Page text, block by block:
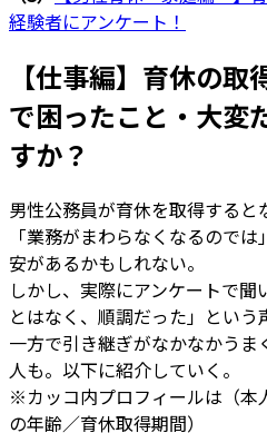
経験者にアンケート！
【仕事編】育休の
で困ったこと・大変
すか？
男性公務員が育休を取得すると
「業務がまわらなくなるので
安があるかもしれない。
しかし、実際にアンケートで
とはなく、順調だった」という
一方で引き継ぎがなかなかう
人も。以下に紹介していく。
※カッコ内プロフィールは（本
の年齢／育休取得期間）